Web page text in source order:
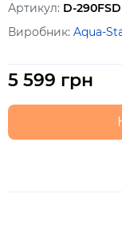
Артикул: D-290FSD
Виробник: Aqua-
5 599 грн